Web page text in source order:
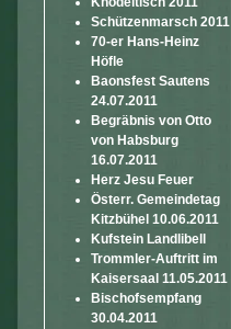
Schützenmarsch 2011
70-er Hans-Heinz
Höfle
Baonsfest Sautens
24.07.2011
Begräbnis von Otto
von Habsburg
16.07.2011
Herz Jesu Feuer
Österr. Gemeindetag
Kitzbühel 10.06.2011
Kufstein Landlibell
Trommler-Auftritt im
Kaisersaal 11.05.2011
Bischofsempfang
30.04.2011